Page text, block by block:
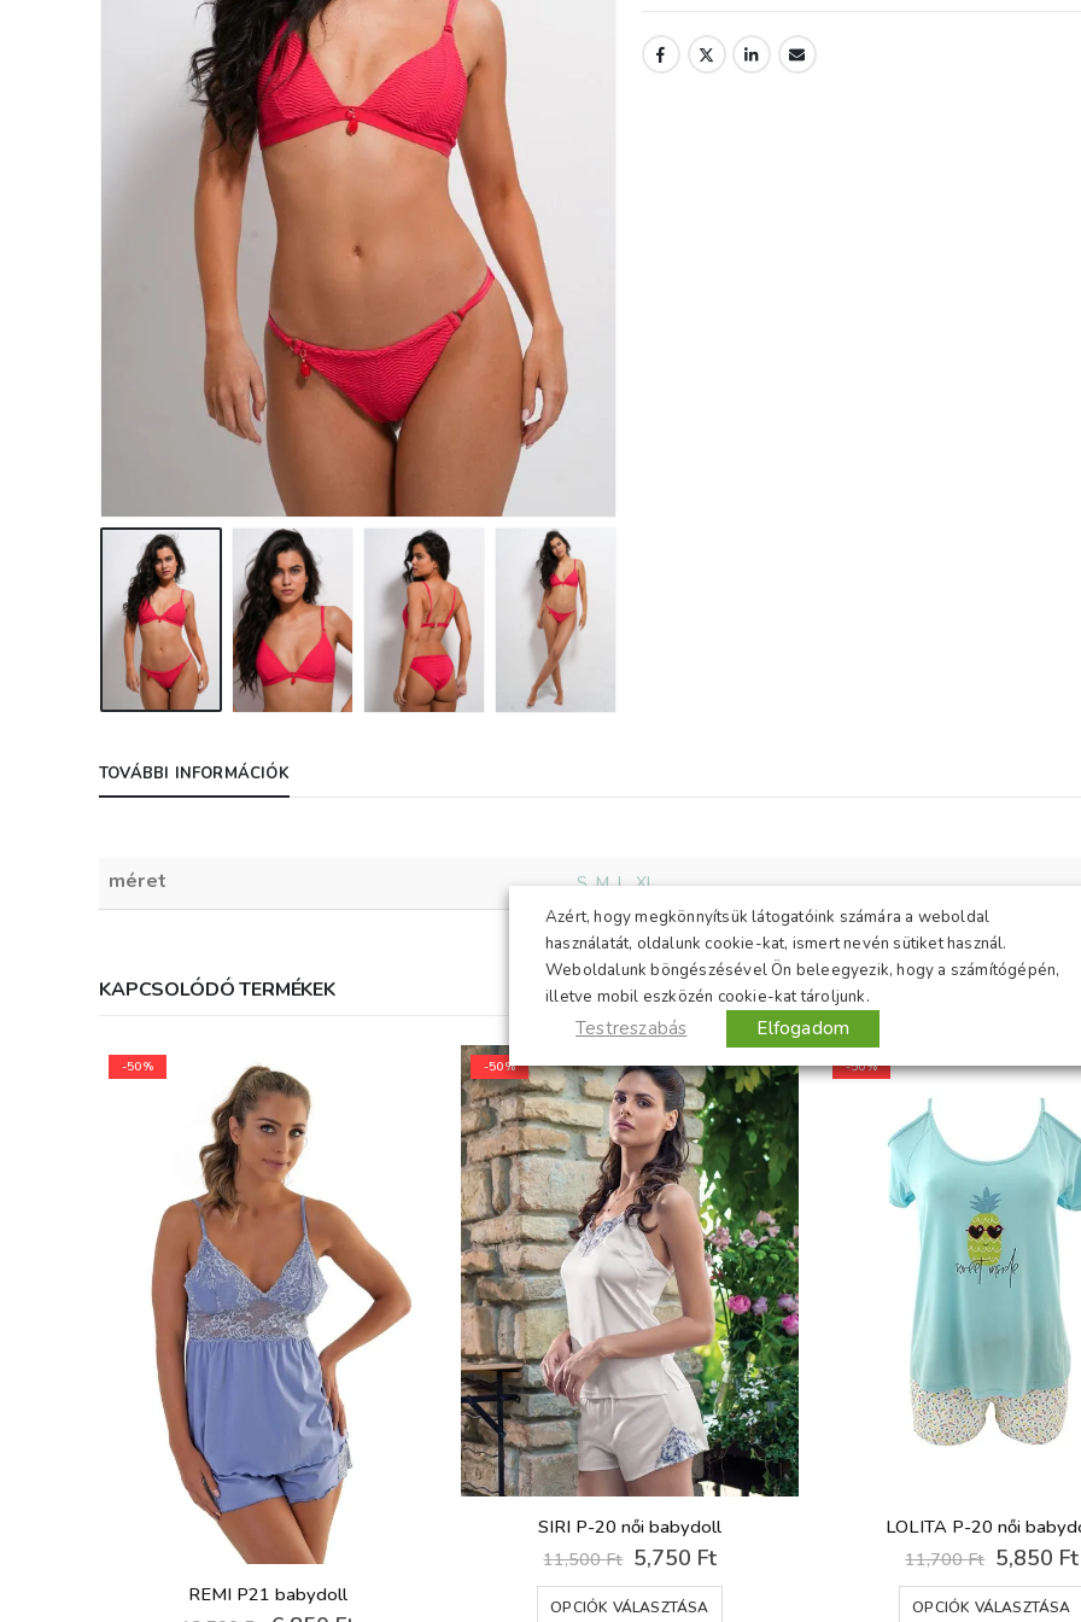
TOVÁBBI INFORMÁCIÓK
méret S,M,L,XL
hirtelen ennyit tudtam
elővenni! :)
Egy csodás nyári
bikinire, vagy kettőre,
vagy háromra vágyom
még tőletek, ha az elsőt
megnyerném az csodás
lenne, ha nem akkor
meg úgyis megveszem
magamnak! :) :) :) Ennyi
jár nekem, és bevallom
függő lettem!
Köszönöm Nektek a
csodás fehérneműket,
hogy ilyen szuper
minőséget képviseltek,
jó munkát kívánok! Csak
így tovább Bonatti! :)
nem tudom magamban
tartani, hogy mennyire
meglepődtem a
elégedett vásárló
KAPCSOLÓDÓ TERMÉKEK
-50%
REMI P21 babydoll
-50%
SIRI P-20 női babydoll
11,500Ft Original
was:
5,750 FtCurrent
OPCIÓK VÁLASZTÁSA
Ennek a terméknek több variációja van. A változatok a termékoldalon választhatók ki
-50%
LOLITA P-20 női
11,700Ft Original
was:
5,850 Ft
OPCIÓK VÁLASZTÁSA
Azért, hogy megkönnyítsük látogatóink számára a weboldal
használatát, oldalunk cookie-kat, ismert nevén sütiket használ.
Weboldalunk böngészésével Ön beleegyezik, hogy a számítógépén,
illetve mobil eszközén cookie-kat tároljunk.
Testreszabás Elfogadom